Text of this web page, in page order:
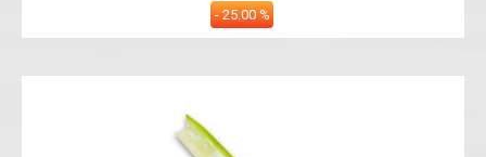
- 25.00 %